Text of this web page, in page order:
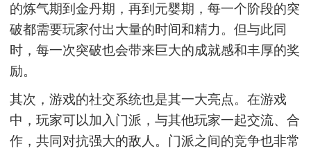
的炼气期到金丹期，再到元婴期，每一个阶段的突
破都需要玩家付出大量的时间和精力。但与此同
时，每一次突破也会带来巨大的成就感和丰厚的奖
励。
其次，游戏的社交系统也是其一大亮点。在游戏
中，玩家可以加入门派，与其他玩家一起交流、合
作，共同对抗强大的敌人。门派之间的竞争也非常